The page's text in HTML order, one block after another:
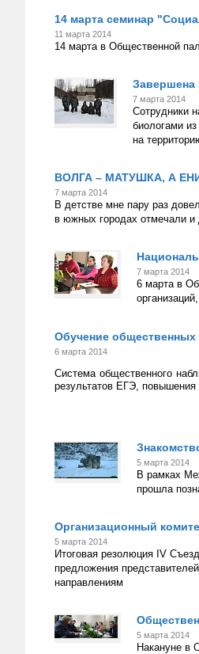
14 марта семинар
11 марта 2014
14 марта в Общественной
Завершена
7 марта 2014
Сотрудники
биологами
на
ВОЛГА – МАТУШКА, А
7 марта 2014
В детстве мне пару раз
в южных городах отмечали и
7 марта 2014
6 марта в
Обучение общественных
6 марта 2014
Система общественного
результатов ЕГЭ, повышения
5 марта 2014
В рамках
прошла
Организационный
5 марта 2014
Итоговая резолюция IV
предложения
направлениям
5 марта 2014
Накануне в